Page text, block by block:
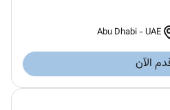
Abu Dhabi -UAE
الآن